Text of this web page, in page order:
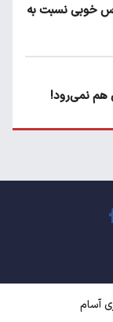
خوبی نسبت به
هم نمی‌رود!
آسام